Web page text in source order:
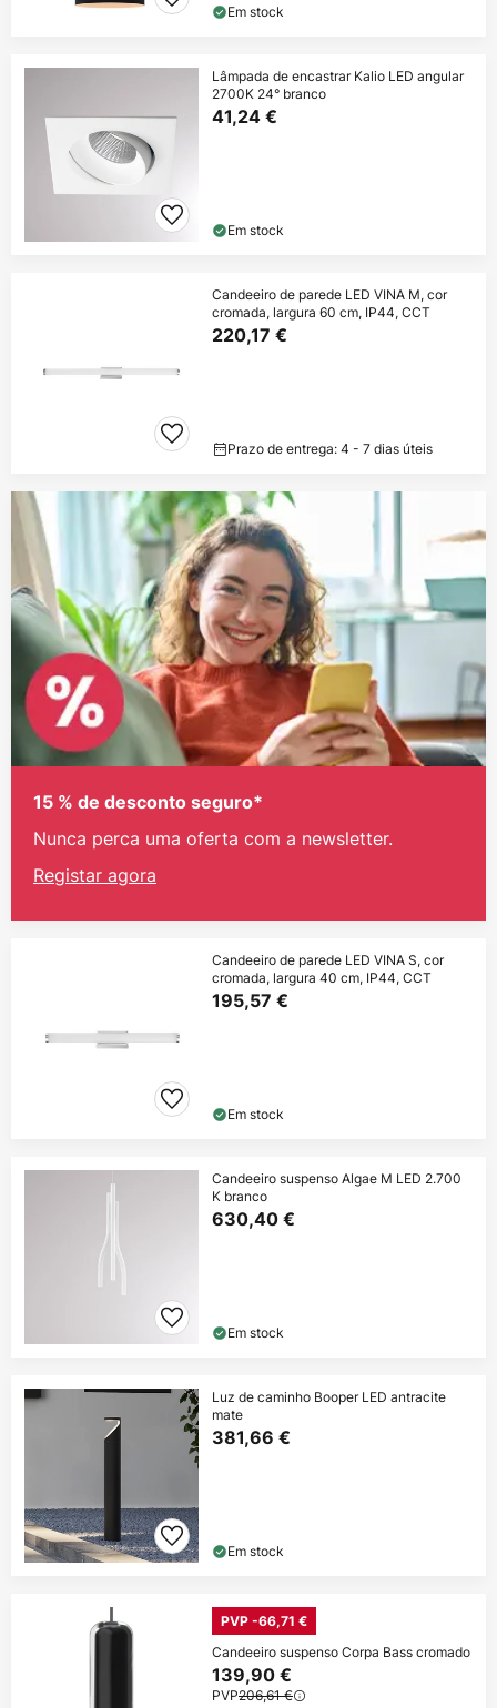
Em stock
Lâmpada de encastrar Kalio LED angular
2700K 24° branco
41,24 €
Em stock
Candeeiro de parede LED VINA M, cor
cromada, largura 60 cm, IP44, CCT
220,17 €
Prazo de entrega: 4 - 7 dias úteis
15 % de desconto seguro*
Nunca perca uma oferta com a newsletter.
Registar agora
Candeeiro de parede LED VINA S, cor
cromada, largura 40 cm, IP44, CCT
195,57 €
Em stock
Candeeiro suspenso Algae M LED 2.700
K branco
630,40 €
Em stock
Luz de caminho Booper LED antracite
mate
381,66 €
Em stock
PVP -66,71 €
Candeeiro suspenso Corpa Bass cromado
139,90 €
PVP206,61 €